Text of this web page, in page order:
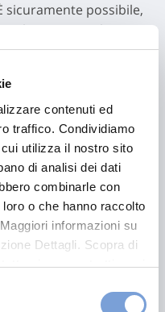
contenuti ed
traffico. Condividiamo
utilizza il nostro sito
di analisi dei dati
combinarle con
o che hanno raccolto
informazioni su
Dettagli. Scopra di
e come trattiamo i
sezione "Informativa
sicuramente possibile,
ma anche
alcuni accorgimenti.
comodi
sia per poter
le gambe,
l’insorgere del mal
incinte.
si può
fino a quando la